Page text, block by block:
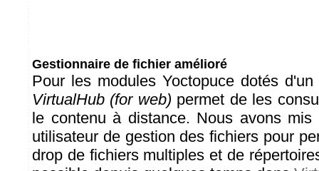
Gestionnaire de fichier amélioré
Pour les modules Yoctopuce dotés
VirtualHub (for web) permet de les
le contenu à distance. Nous avons mis
utilisateur de gestion des fichiers pour
drop de fichiers multiples et de